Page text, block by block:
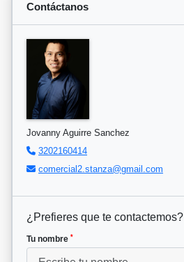
Contáctanos
Jovanny Aguirre Sanchez
3202160414
comercial2.stanza@gmail.com
¿Prefieres que te contactemos?
Tu nombre *